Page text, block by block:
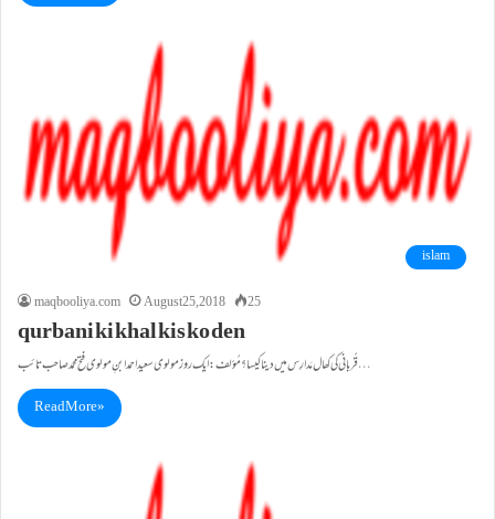
islam
maqbooliya.com
August 25, 2018 25
qurbani ki khal kis ko den
قُربانی کی کھال مَدارِس میں دینا کیسا؟ مُؤلف : ایک روز مولوی سعید احمد ابنِ مولوی فتح محمد صاحب تائب…
Read More »